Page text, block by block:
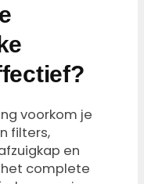
voorkom je
filters,
en
complete